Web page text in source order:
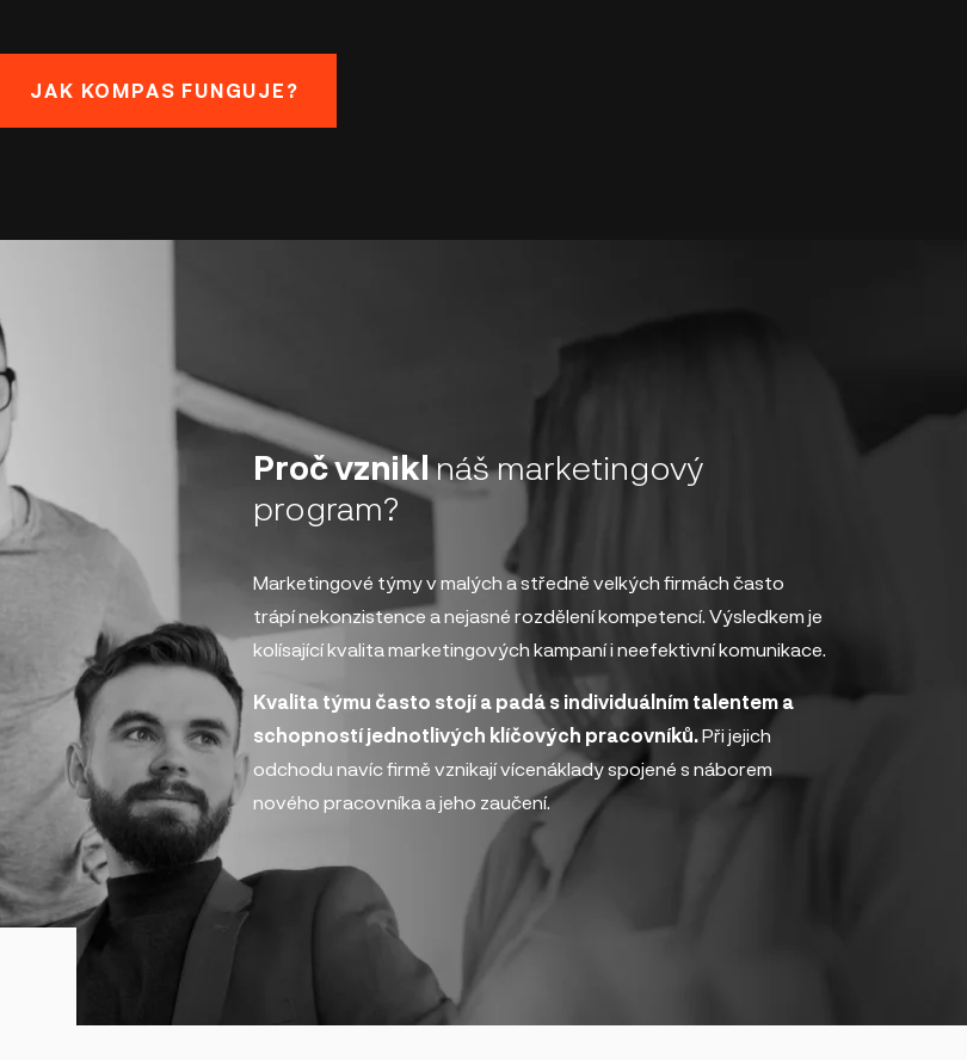
JAK KOMPAS FUNGUJE?
Proč vzniklnáš marketingový
program?
Marketingové týmy v malých a středně velkých firmách často
trápí nekonzistence a nejasné rozdělení kompetencí. Výsledkem je
kolísající kvalita marketingových kampaní i neefektivní komunikace.
Kvalita týmu často stojí a padá s individuálním talentem a
schopností jednotlivých klíčových pracovníků.Při jejich
odchodu navíc firmě vznikají vícenáklady spojené s náborem
nového pracovníka a jeho zaučení.